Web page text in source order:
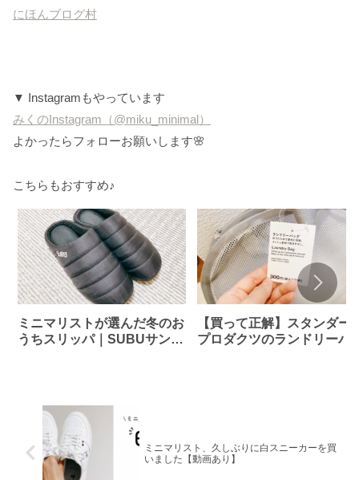
にほんブログ村
▼ Instagramもやっています
みくのInstagram（@miku_minimal）
よかったらフォローお願いします🌸
こちらもおすすめ♪
ミニマリストが選んだ冬のお
うちスリッパ｜SUBUサンダ
【買って正解】スタンダー
プロダクツのランドリーバ
ミニマリスト、久しぶりに白スニーカーを買
いました【動画あり】